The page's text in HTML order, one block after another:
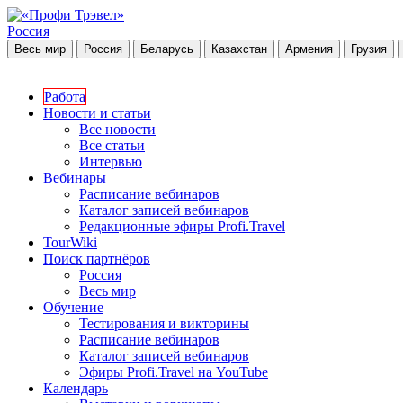
Россия
Весь мир Россия Беларусь Казахстан Армения Грузия
Работа
Новости и статьи
Все новости
Все статьи
Интервью
Вебинары
Расписание вебинаров
Каталог записей вебинаров
Редакционные эфиры Profi.Travel
TourWiki
Поиск партнёров
Россия
Весь мир
Обучение
Тестирования и викторины
Расписание вебинаров
Каталог записей вебинаров
Эфиры Profi.Travel на YouTube
Календарь